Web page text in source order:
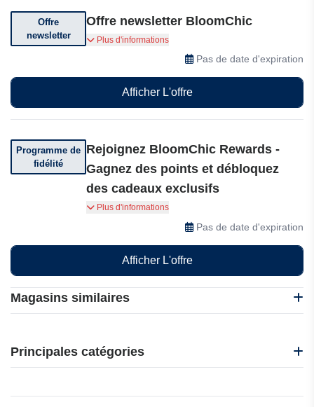
Magasins similaires
Firelady Fur
4Giveness
NYDJ
Principales catégories
Offre
newsletter
Offre newsletter BloomChic
Abonnez-vous et recevez des offres
Plus d'informations
Pas de date d'expiration
Afficher L'offre
Programme de
fidélité
Rejoignez BloomChic Rewards -
Gagnez des points et débloquez
des cadeaux exclusifs
Inscrivez-vous à BloomChic Rewards et gagnez
des points à chaque achat. Échangez vos points
contre des remises, débloquez des avantages
VIP et profitez d'avantages exclusifs réservés
aux membres.
Plus d'informations
Pas de date d'expiration
Afficher L'offre